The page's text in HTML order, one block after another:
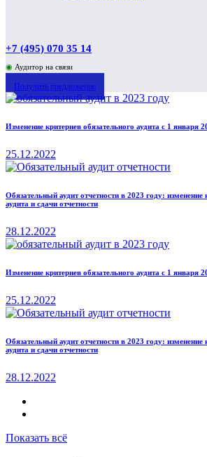
+7 (495) 070 35 14
◉ Аудитор на связи
Получить предложение
Изменение критериев обязательного аудита с 1 января
25.12.2022
Обязательный аудит отчетности в 2023 году: изменение
аудита и сдачи отчетности
28.12.2022
Изменение критериев обязательного аудита с 1 января
25.12.2022
Обязательный аудит отчетности в 2023 году: изменение
аудита и сдачи отчетности
28.12.2022
Показать всё